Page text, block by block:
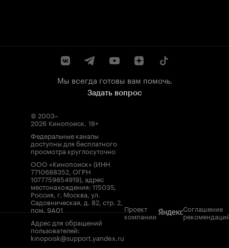
Мы всегда готовы вам помочь.
Задать вопрос
© 2003–
2026 Кинопоиск. 18+
Федеральные каналы
доступны для бесплатного
просмотра круглосуточно
ООО «Кинопоиск» (ИНН
7710688352, ОГРН
1077759854919), адрес
местонахождения: 115035,
Россия, г. Москва, ул.
Садовническая, д. 82, стр. 2,
пом. 9А01
Адрес для обращений
пользователей:
kinopoisk@support.yandex.ru
Проект
компании
Соглашение